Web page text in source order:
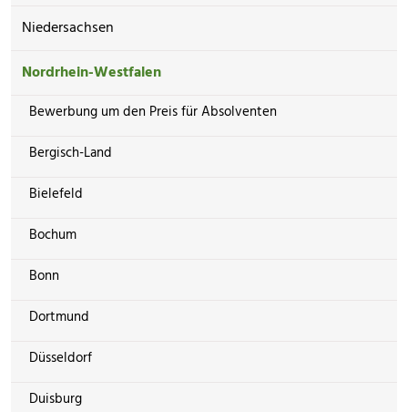
Niedersachsen
Nordrhein-Westfalen
Bewerbung um den Preis für Absolventen
Bergisch-Land
Bielefeld
Bochum
Bonn
Dortmund
Düsseldorf
Duisburg